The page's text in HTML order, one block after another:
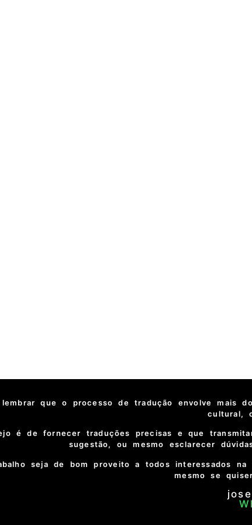
lembrar que o processo de tradução envolve mais
cultural,
é de fornecer traduções precisas e que
sugestão, ou mesmo esclarecer
seja de bom proveito a todos interessados
mesmo se